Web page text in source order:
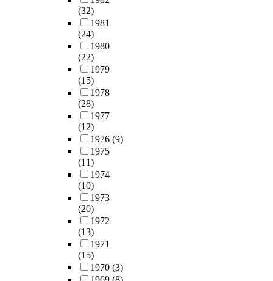
(32)
1981
(24)
1980
(22)
1979
(15)
1978
(28)
1977
(12)
1976 (9)
1975
(11)
1974
(10)
1973
(20)
1972
(13)
1971
(15)
1970 (3)